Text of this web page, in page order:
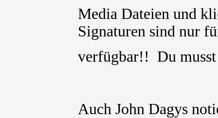
Media Dateien und
Signaturen sind nur
verfügbar!! Du
Auch John Dagys